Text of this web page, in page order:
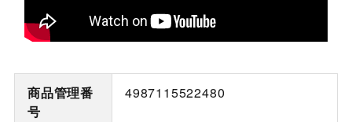
商品管理番
号
4987115522480